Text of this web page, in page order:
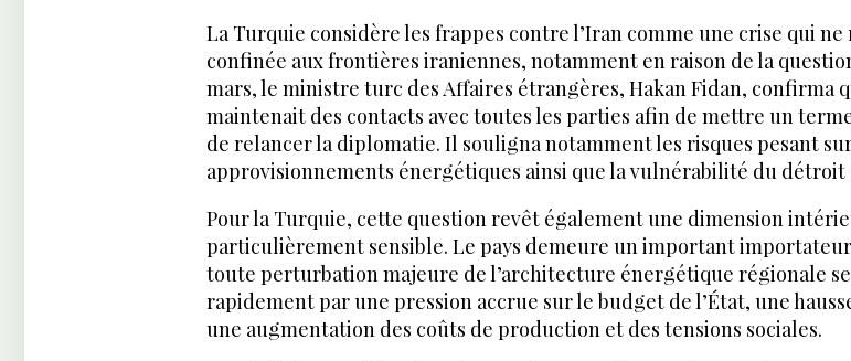
La Turquie considère les frappes contre l’Iran comme une crise qui ne
confinée aux frontières iraniennes, notamment en raison de la
mars, le ministre turc des Affaires étrangères, Hakan Fidan, confirma
maintenait des contacts avec toutes les parties afin de mettre un
de relancer la diplomatie. Il souligna notamment les risques pesant
approvisionnements énergétiques ainsi que la vulnérabilité du détroit
Pour la Turquie, cette question revêt également une dimension
particulièrement sensible. Le pays demeure un important
toute perturbation majeure de l’architecture énergétique régionale
rapidement par une pression accrue sur le budget de l’État, une
une augmentation des coûts de production et des tensions sociales.